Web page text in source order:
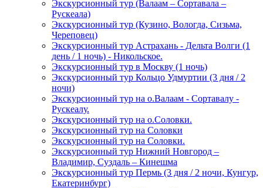
Экскурсионный тур (Валаам – Сортавала –
Рускеала)
Экскурсионный тур (Кузино, Вологда, Сизьма,
Череповец)
Экскурсионный тур Астрахань - Дельта Волги (1
день / 1 ночь) - Никольское.
Экскурсионный тур в Москву (1 ночь)
Экскурсионный тур Кольцо Удмуртии (3 дня / 2
ночи)
Экскурсионный тур на о.Валаам - Сортавалу -
Рускеалу.
Экскурсионный тур на о.Соловки.
Экскурсионный тур на Соловки
Экскурсионный тур на Соловки.
Экскурсионный тур Нижний Новгород –
Владимир, Суздаль – Кинешма
Экскурсионный тур Пермь (3 дня / 2 ночи, Кунгур,
Екатеринбург)